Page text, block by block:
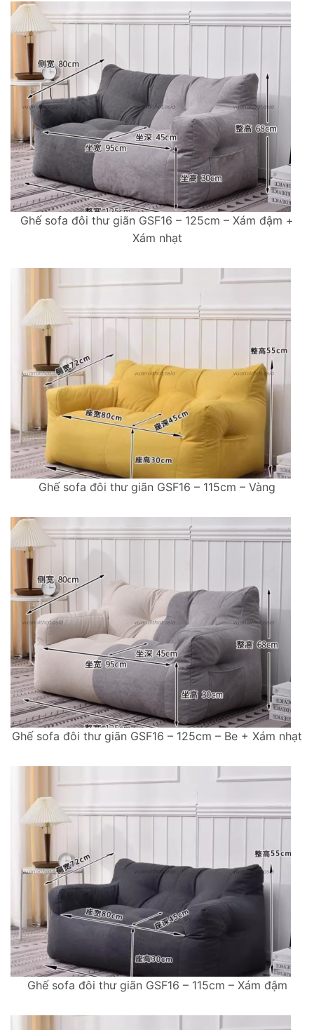
Ghế sofa đôi thư giãn GSF16 – 125cm – Xám đậm +
Xám nhạt
Ghế sofa đôi thư giãn GSF16 – 115cm – Vàng
Ghế sofa đôi thư giãn GSF16 – 125cm – Be + Xám nhạt
Ghế sofa đôi thư giãn GSF16 – 115cm – Xám đậm